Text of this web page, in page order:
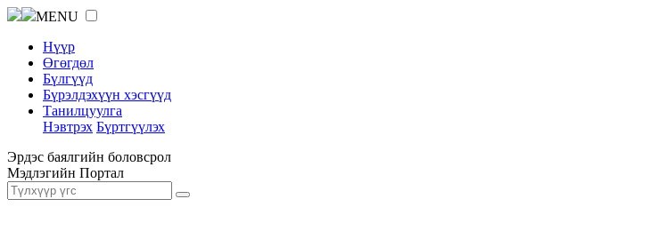
MENU
Нүүр
Өгөгдөл
Бүлгүүд
Бүрэлдэхүүн хэсгүүд
Танилцуулга
Нэвтрэх Бүртгүүлэх
Эрдэс баялгийн боловсрол
Мэдлэгийн Портал